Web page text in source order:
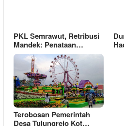
PKL Semrawut, Retribusi
Mandek: Penataan…
Terobosan Pemerintah
Desa Tulungrejo Kot…